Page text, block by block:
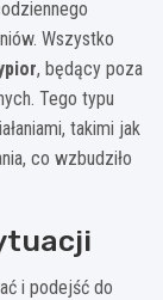
Wszystko
, będący poza
Tego typu
takimi jak
co wzbudziło
i podejść do